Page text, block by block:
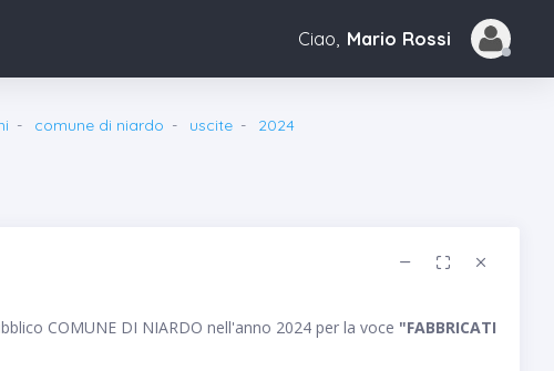
Ciao, Mario Rossi
comune di niardo uscite
2024
COMUNE DI NIARDO nell'anno 2024 per la voce "FABBRICATI